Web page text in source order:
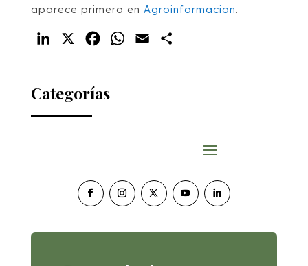
aparece primero en Agroinformacion.
LinkedIn FacebookWhatsApp
Email
Categorías